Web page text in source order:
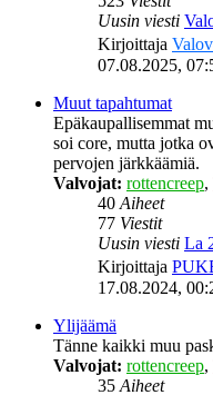
Uusin viesti
Kirjoittaja
07.08.2025,
Muut tapahtumat
Epäkaupallisemmat
soi core, mutta jotka
pervojen järkkäämiä.
Valvojat: rottencreep,
40Aiheet
77 Viestit
Uusin viesti La
Kirjoittaja
17.08.2024,
Ylijäämä
Tänne kaikki muu
Valvojat: rottencreep,
35Aiheet